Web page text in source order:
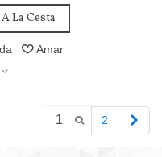
La Cesta
Amar
2